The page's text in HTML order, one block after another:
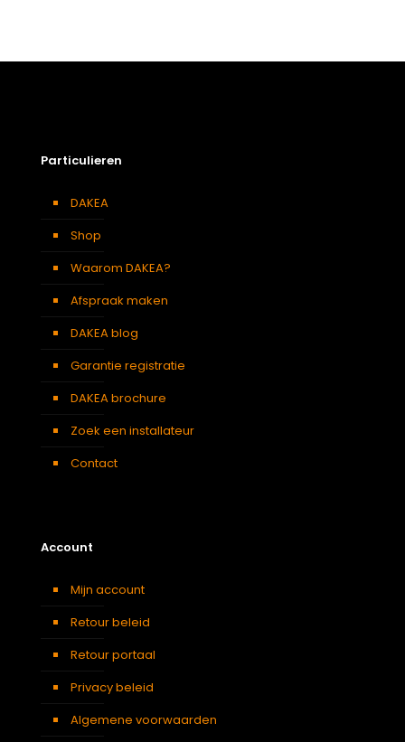
Verduisterend
gordijn
Particulieren
DAKEA
Shop
Waarom DAKEA?
Afspraak maken
DAKEA blog
Garantie registratie
DAKEA brochure
Zoek een installateur
Contact
Account
Mijn account
Retour beleid
Retour portaal
Privacy beleid
Algemene voorwaarden